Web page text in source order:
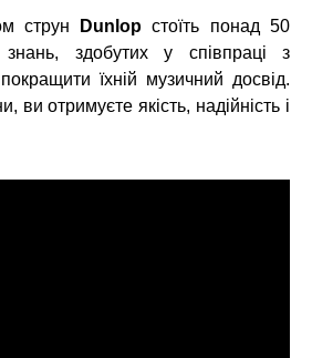
струн Dunlopстоїть понад 50
здобутих у співпраці з
їхній музичний досвід.
ви отримуєте якість, надійність і